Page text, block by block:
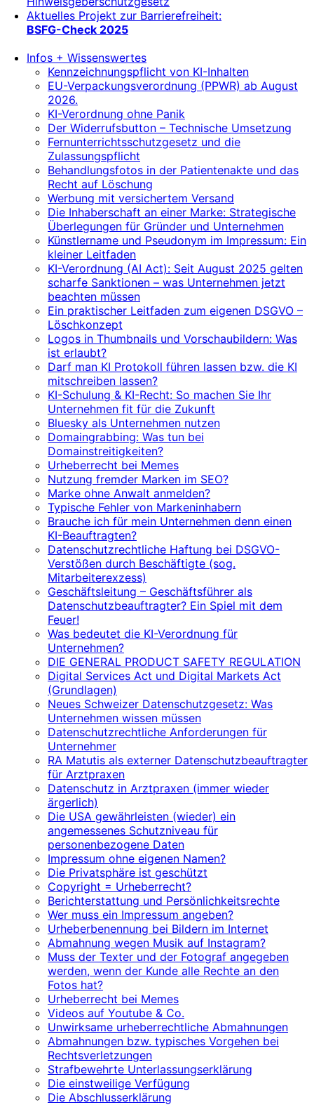
Aktuelles Projekt zur Barrierefreiheit:
BSFG-Check 2025
Infos + Wissenswertes
Kennzeichnungspflicht von KI-Inhalten
EU-Verpackungsverordnung (PPWR) ab August
2026.
KI-Verordnung ohne Panik
Der Widerrufsbutton – Technische Umsetzung
Fernunterrichtsschutzgesetz und die
Zulassungspflicht
Behandlungsfotos in der Patientenakte und das
Recht auf Löschung
Werbung mit versichertem Versand
Die Inhaberschaft an einer Marke: Strategische
Überlegungen für Gründer und Unternehmen
Künstlername und Pseudonym im Impressum: Ein
kleiner Leitfaden
KI-Verordnung (AI Act): Seit August 2025 gelten
scharfe Sanktionen – was Unternehmen jetzt
beachten müssen
Ein praktischer Leitfaden zum eigenen DSGVO –
Löschkonzept
Logos in Thumbnails und Vorschaubildern: Was
ist erlaubt?
Darf man KI Protokoll führen lassen bzw. die KI
mitschreiben lassen?
KI-Schulung & KI-Recht: So machen Sie Ihr
Unternehmen fit für die Zukunft
Bluesky als Unternehmen nutzen
Domaingrabbing: Was tun bei
Domainstreitigkeiten?
Urheberrecht bei Memes
Nutzung fremder Marken im SEO?
Marke ohne Anwalt anmelden?
Typische Fehler von Markeninhabern
Brauche ich für mein Unternehmen denn einen
KI-Beauftragten?
Datenschutzrechtliche Haftung bei DSGVO-
Verstößen durch Beschäftigte (sog.
Mitarbeiterexzess)
Geschäftsleitung – Geschäftsführer als
Datenschutzbeauftragter? Ein Spiel mit dem
Feuer!
Was bedeutet die KI-Verordnung für
Unternehmen?
DIE GENERAL PRODUCT SAFETY REGULATION
Digital Services Act und Digital Markets Act
(Grundlagen)
Neues Schweizer Datenschutzgesetz: Was
Unternehmen wissen müssen
Datenschutzrechtliche Anforderungen für
Unternehmer
RA Matutis als externer Datenschutzbeauftragter
für Arztpraxen
Datenschutz in Arztpraxen (immer wieder
ärgerlich)
Die USA gewährleisten (wieder) ein
angemessenes Schutzniveau für
personenbezogene Daten
Impressum ohne eigenen Namen?
Die Privatsphäre ist geschützt
Copyright = Urheberrecht?
Berichterstattung und Persönlichkeitsrechte
Wer muss ein Impressum angeben?
Urheberbenennung bei Bildern im Internet
Abmahnung wegen Musik auf Instagram?
Muss der Texter und der Fotograf angegeben
werden, wenn der Kunde alle Rechte an den
Fotos hat?
Urheberrecht bei Memes
Videos auf Youtube & Co.
Unwirksame urheberrechtliche Abmahnungen
Abmahnungen bzw. typisches Vorgehen bei
Rechtsverletzungen
Strafbewehrte Unterlassungserklärung
Die einstweilige Verfügung
Die Abschlusserklärung